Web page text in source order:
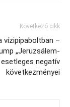
Következő cikk
vízipipaboltban –
„Jeruzsálem-
esetleges negatív
következményei